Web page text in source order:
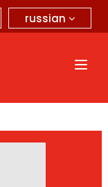
russian